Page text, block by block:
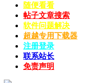
随便看看
帖子文章搜索
软件问题解决
超越专用下载器
注册登录
联系站长
免责声明